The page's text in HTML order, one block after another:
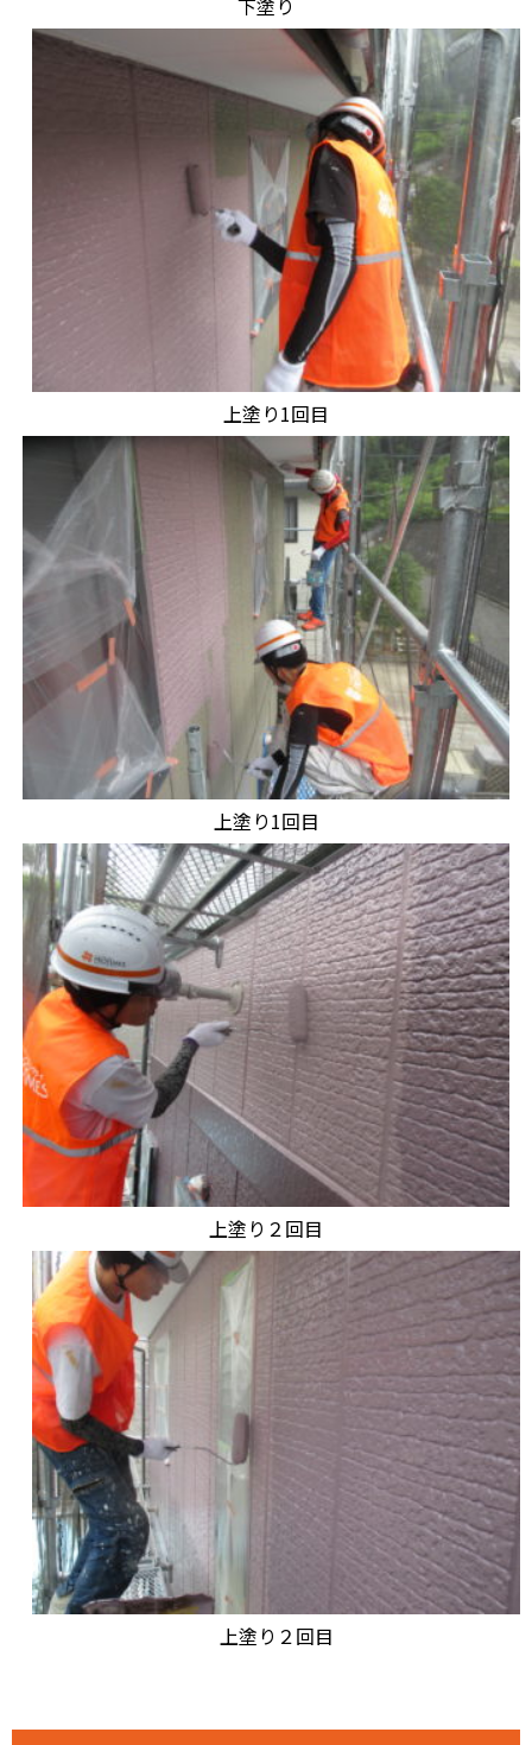
下塗り
上塗り1回目
上塗り1回目
上塗り２回目
上塗り２回目